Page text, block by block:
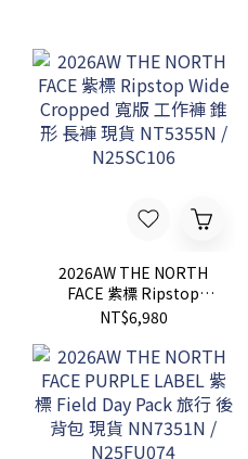
2026AW THE NORTH
FACE 紫標 Ripstop
Wide Cropped 寬版 工作
褲 錐形 長褲 現貨
NT5355N / N25SC106
NT$6,980